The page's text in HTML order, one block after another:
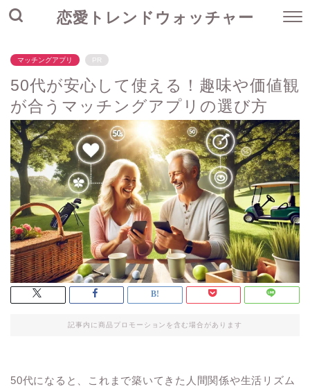
恋愛トレンドウォッチャー
マッチングアプリ PR
50代が安心して使える！趣味や価値観
が合うマッチングアプリの選び方
記事内に商品プロモーションを含む場合があります
50代になると、これまで築いてきた人間関係や生活リズム